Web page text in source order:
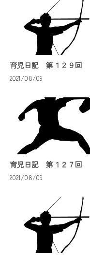
育児日記 第１２９回
2021/08/09
育児日記 第１２７回
2021/08/09